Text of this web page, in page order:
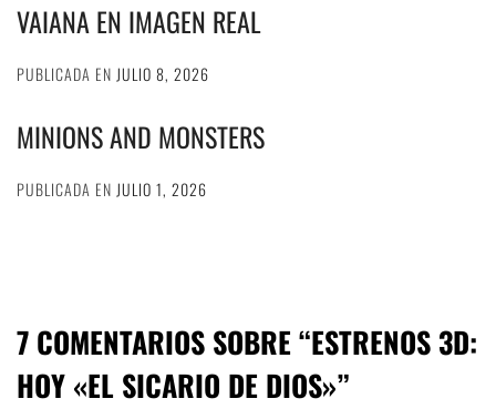
VAIANA EN IMAGEN REAL
PUBLICADA EN JULIO 8, 2026
MINIONS AND MONSTERS
PUBLICADA EN JULIO 1, 2026
7 COMENTARIOS SOBRE “ESTRENOS 3D:
HOY «EL SICARIO DE DIOS»”